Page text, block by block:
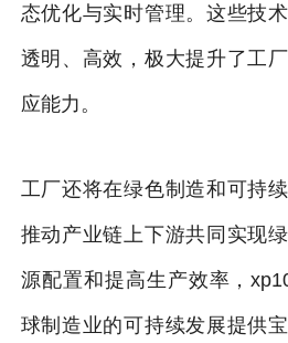
态优化与实时管理。这些技
透明、高效，极大提升了工
应能力。
工厂还将在绿色制造和可持
推动产业链上下游共同实现
源配置和提高生产效率，
球制造业的可持续发展提供